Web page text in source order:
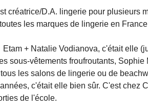
créatrice/D.A. lingerie pour plusieurs
les marques de lingerie en
+ Natalie Vodianova, c'était elle
sous-vêtements froufroutants,
les salons de lingerie ou de
c'était elle bien sûr. C'est chez
de l'école.